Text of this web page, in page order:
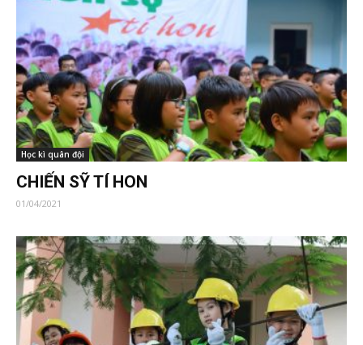
Học kì quân đội
CHIẾN SỸ TÍ HON
01/04/2021